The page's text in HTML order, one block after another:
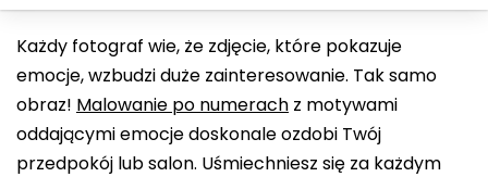
Każdy fotograf wie, że zdjęcie, które pokazuje
emocje, wzbudzi duże zainteresowanie. Tak samo
obraz! Malowanie po numerach z motywami
oddającymi emocje doskonale ozdobi Twój
przedpokój lub salon. Uśmiechniesz się za każdym